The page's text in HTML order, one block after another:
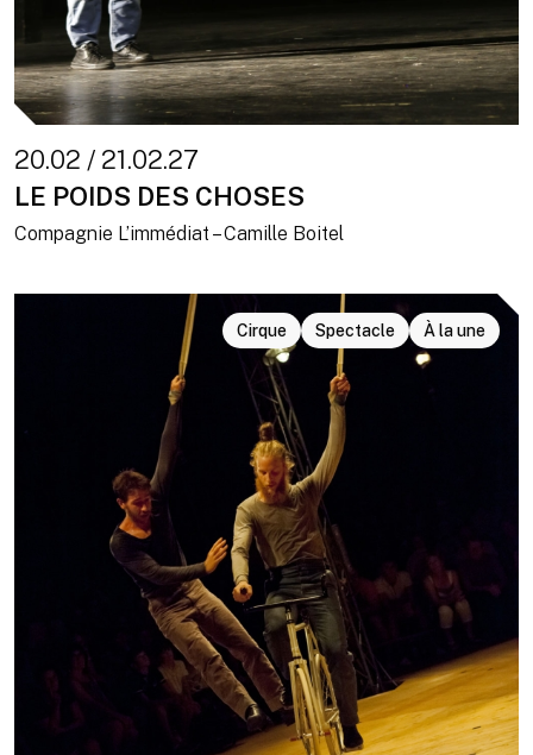
20.02 / 21.02.27
LE POIDS DES CHOSES
Compagnie L’immédiat – Camille Boitel
Cirque Spectacle À la une